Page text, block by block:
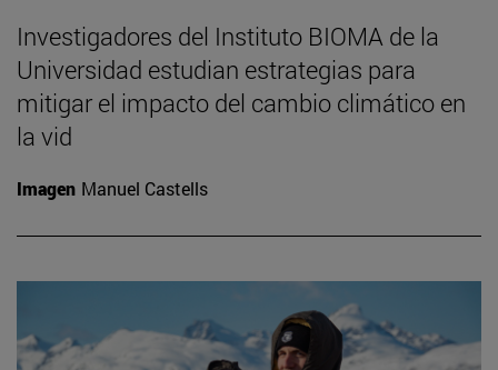
Investigadores del Instituto BIOMA de la
Universidad estudian estrategias para
mitigar el impacto del cambio climático en
la vid
Imagen Manuel Castells